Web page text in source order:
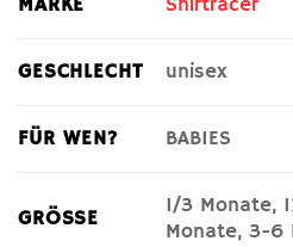
GESCHLECHT unisex
FÜR WEN? BABIES
GRÖSSE
1/3 Monate,
Monate, 3-6